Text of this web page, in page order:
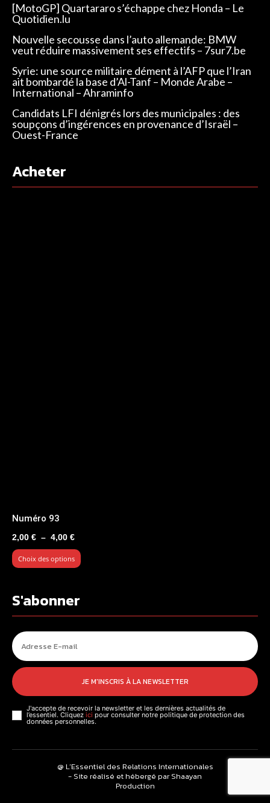
[MotoGP] Quartararo s’échappe chez Honda – Le
Quotidien.lu
Nouvelle secousse dans l’auto allemande: BMW
veut réduire massivement ses effectifs – 7sur7.be
Syrie: une source militaire dément à l’AFP que l’Iran
ait bombardé la base d’Al-Tanf – Monde Arabe –
International – Ahraminfo
Candidats LFI dénigrés lors des municipales : des
soupçons d’ingérences en provenance d’Israël –
Ouest-France
Acheter
Numéro 93
2,00 € – 4,00 €Plage
de
prix :
4,00 €
Choix des options
S'abonner
JE M'INSCRIS À LA NEWSLETTER
J'accepte de recevoir la newsletter et les dernières actualités de
l’essentiel. Cliquez ici pour consulter notre politique de protection des
données personnelles.
@ L’Essentiel des Relations Internationales
- Site réalisé et hébergé par Shaayan
Production